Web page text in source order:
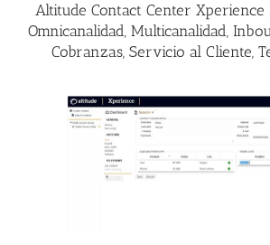
Altitude Contact Center
Omnicanalidad, Multicanalidad,
Cobranzas, Servicio al Cliente,